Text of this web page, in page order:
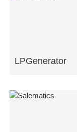
LPGenerator